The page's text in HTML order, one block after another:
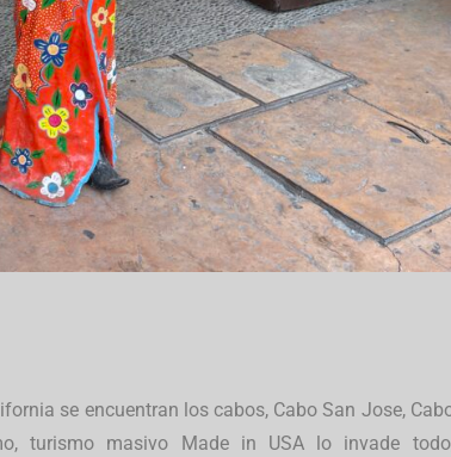
se encuentran los cabos, Cabo San Jose,
turismo masivo Made in USA lo invade